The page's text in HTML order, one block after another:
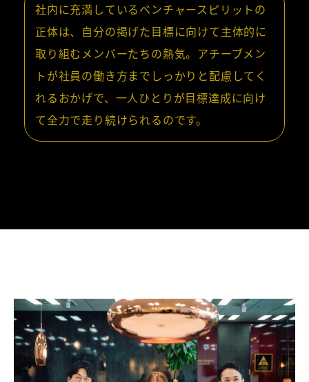
社内に充満しているベンチャースピリットの
正体は、自分の掲げた目標に向けて主体的に
取り組むメンバーたちの熱気。アチーブメン
トが社員の働き方までしっかりと配慮してく
れるおかげで、一人ひとりが目標達成に向け
て全力で走り続けられるのです。